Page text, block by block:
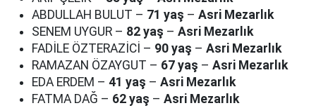
ABDULLAH BULUT – 71 yaş – Asri Mezarlık
SENEM UYGUR – 82 yaş – Asri Mezarlık
FADİLE ÖZTERAZİCİ – 90 yaş – Asri Mezarlık
RAMAZAN ÖZAYGUT – 67 yaş – Asri Mezarlık
EDA ERDEM – 41 yaş – Asri Mezarlık
FATMA DAĞ – 62 yaş – Asri Mezarlık